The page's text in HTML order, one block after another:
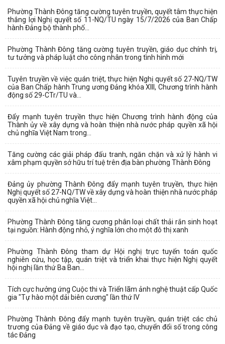
Phường Thành Đông tăng cường tuyên truyền, quyết tâm thực hiện
thắng lợi Nghị quyết số 11-NQ/TU ngày 15/7/2026 của Ban Chấp
hành Đảng bộ thành phố...
Phường Thành Đông tăng cường tuyên truyền, giáo dục chính trị,
tư tưởng và pháp luật cho công nhân trong tình hình mới
Tuyên truyền về việc quán triệt, thực hiện Nghị quyết số 27-NQ/TW
của Ban Chấp hành Trung ương Đảng khóa XIII, Chương trình hành
động số 29-CTr/TU và...
Đẩy mạnh tuyên truyền thực hiện Chương trình hành động của
Thành ủy về xây dựng và hoàn thiện nhà nước pháp quyền xã hội
chủ nghĩa Việt Nam trong...
Tăng cường các giải pháp đấu tranh, ngăn chặn và xử lý hành vi
xâm phạm quyền sở hữu trí tuệ trên địa bàn phường Thành Đông
Đảng ủy phường Thành Đông đẩy mạnh tuyên truyền, thực hiện
Nghị quyết số 27-NQ/TW về xây dựng và hoàn thiện nhà nước pháp
quyền xã hội chủ nghĩa Việt...
Phường Thành Đông tăng cương phân loại chất thải rắn sinh hoạt
tại nguồn: Hành động nhỏ, ý nghĩa lớn cho một đô thị xanh
Phường Thành Đông tham dự Hội nghị trực tuyến toán quốc
nghiên cứu, học tập, quán triệt và triển khai thực hiện Nghị quyết
hội nghị lần thứ Ba Ban...
Tích cực hưởng ứng Cuộc thi và Triển lãm ảnh nghệ thuật cấp Quốc
gia "Tự hào một dải biên cương" lần thứ IV
Phường Thành Đông đẩy mạnh tuyên truyền, quán triệt các chủ
trương của Đảng về giáo dục và đạo tạo, chuyển đổi số trong công
tác Đảng